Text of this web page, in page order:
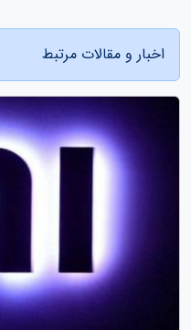
اخبار و مقالات مرتبط